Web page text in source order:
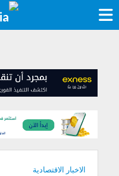
الاخبار الاقتصادية